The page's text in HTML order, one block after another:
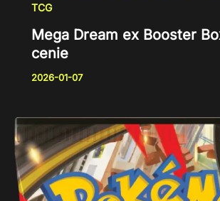
TCG
Mega Dream ex Booster
cenie
2026-01-07